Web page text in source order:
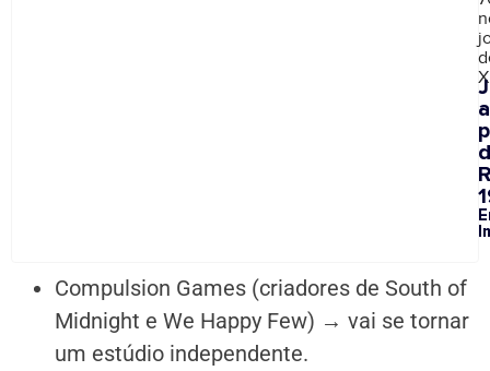
a
Compulsion Games (criadores de South of
Midnight e We Happy Few) → vai se tornar
um estúdio independente.